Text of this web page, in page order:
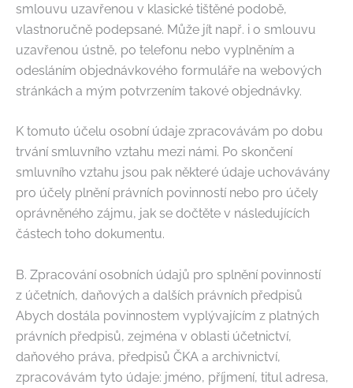
smlouvu uzavřenou v klasické tištěné podobě,
vlastnoručně podepsané. Může jít např. i o smlouvu
uzavřenou ústně, po telefonu nebo vyplněním a
odesláním objednávkového formuláře na webových
stránkách a mým potvrzením takové objednávky.
K tomuto účelu osobní údaje zpracovávám po dobu
trvání smluvního vztahu mezi námi. Po skončení
smluvního vztahu jsou pak některé údaje uchovávány
pro účely plnění právních povinností nebo pro účely
oprávněného zájmu, jak se dočtěte v následujících
částech toho dokumentu.
B. Zpracování osobních údajů pro splnění povinností
z účetních, daňových a dalších právních předpisů
Abych dostála povinnostem vyplývajícím z platných
právních předpisů, zejména v oblasti účetnictví,
daňového práva, předpisů ČKA a archivnictví,
zpracovávám tyto údaje: jméno, příjmení, titul adresa,